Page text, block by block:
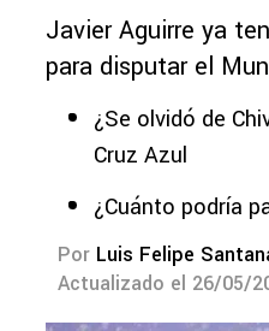
Javier Aguirre ya
para disputar el
¿Se olvidó de
Cruz Azul
¿Cuánto podría
Por Luis Felipe
Actualizado el 26/05/